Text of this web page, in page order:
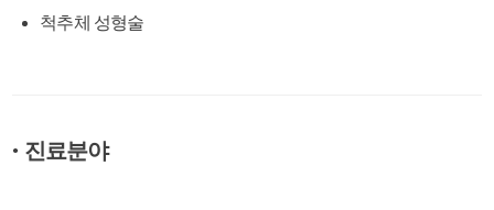
척추체 성형술
● 진료분야